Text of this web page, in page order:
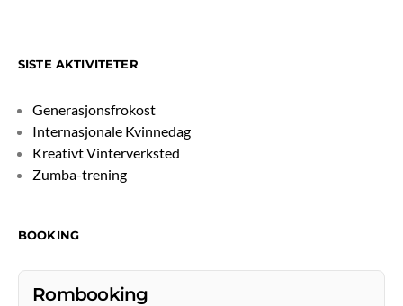
SISTE AKTIVITETER
Generasjonsfrokost
Internasjonale Kvinnedag
Kreativt Vinterverksted
Zumba-trening
BOOKING
Rombooking